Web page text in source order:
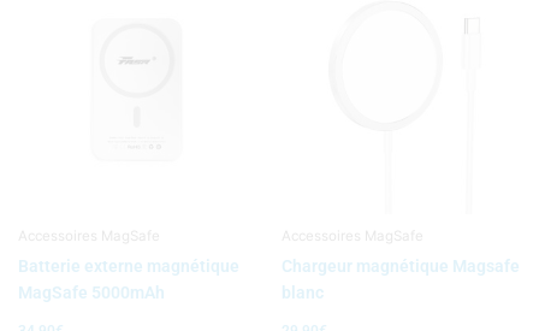
Accessoires MagSafe
Batterie externe magnétique
MagSafe 5000mAh
Accessoires MagSafe
Chargeur magnétique Magsafe
blanc